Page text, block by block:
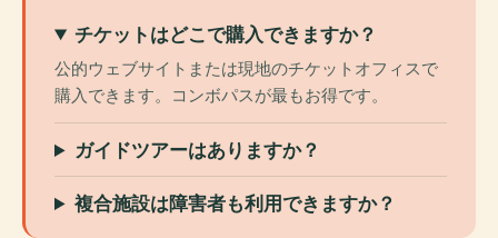
チケットはどこで購入できますか？
公的ウェブサイトまたは現地のチケットオフィスで
購入できます。コンボパスが最もお得です。
ガイドツアーはありますか？
複合施設は障害者も利用できますか？